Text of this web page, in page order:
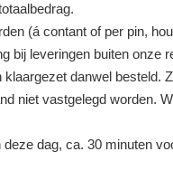
(á contant of per pin,
leveringen buiten onze
danwel
niet vastgelegd worden.
dag, ca. 30 minuten